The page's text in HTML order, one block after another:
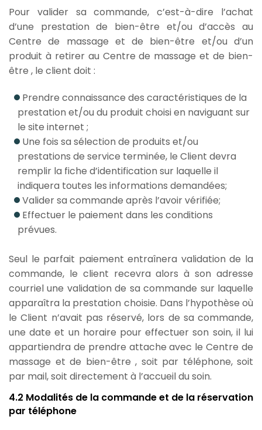
Pour valider sa commande, c’est-à-dire l’achat
d’une prestation de bien-être et/ou d’accès au
Centre de massage et de bien-être et/ou d’un
produit à retirer au Centre de massage et de bien-
être , le client doit :
Prendre connaissance des caractéristiques de la
prestation et/ou du produit choisi en naviguant sur
le site internet ;
Une fois sa sélection de produits et/ou
prestations de service terminée, le Client devra
remplir la fiche d’identification sur laquelle il
indiquera toutes les informations demandées;
Valider sa commande après l’avoir vérifiée;
Effectuer le paiement dans les conditions
prévues.
Seul le parfait paiement entraînera validation de la
commande, le client recevra alors à son adresse
courriel une validation de sa commande sur laquelle
apparaîtra la prestation choisie. Dans l’hypothèse où
le Client n’avait pas réservé, lors de sa commande,
une date et un horaire pour effectuer son soin, il lui
appartiendra de prendre attache avec le Centre de
massage et de bien-être , soit par téléphone, soit
par mail, soit directement à l’accueil du soin.
4.2 Modalités de la commande et de la réservation
par téléphone